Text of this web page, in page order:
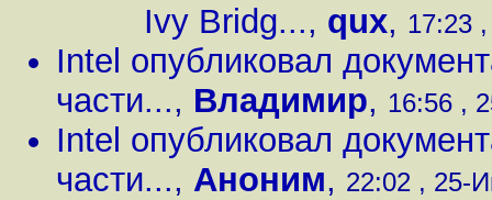
Ivy Bridg..., qux, 17:23
Intel опубликовал
части..., Владимир, 16:56 ,
Intel опубликовал
части..., Аноним, 22:02 , 25-